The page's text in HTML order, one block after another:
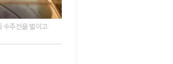
수주전을 벌이고